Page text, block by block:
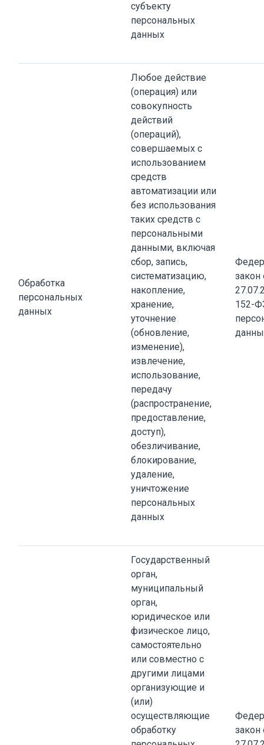
субъекту
персональных
данных
Обработка
персональных
данных
Любое действие
(операция) или
совокупность
действий
(операций),
совершаемых с
использованием
средств
автоматизации или
без использования
таких средств с
персональными
данными, включая
сбор, запись,
систематизацию,
накопление,
хранение,
уточнение
(обновление,
изменение),
извлечение,
использование,
передачу
(распространение,
предоставление,
доступ),
обезличивание,
блокирование,
удаление,
уничтожение
персональных
данных
закон
152-
Государственный
орган,
муниципальный
орган,
юридическое или
физическое лицо,
самостоятельно
или совместно с
другими лицами
организующие и
(или)
осуществляющие
обработку
закон